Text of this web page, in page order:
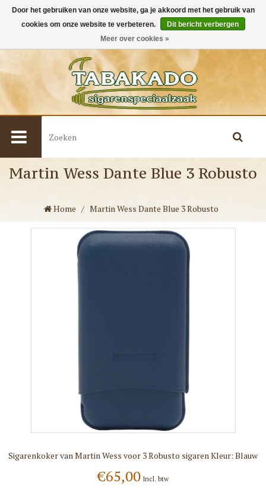
Martin Wess Dante Blue 3 Robusto
Home / Martin Wess Dante Blue 3 Robusto
Sigarenkoker van Martin Wess voor 3 Robusto sigaren Kleur: Blauw
€65,00 Incl. btw
Door het gebruiken van onze website, ga je akkoord met het gebruik van
cookies om onze website te verbeteren.
Dit bericht verbergen
Meer over cookies »